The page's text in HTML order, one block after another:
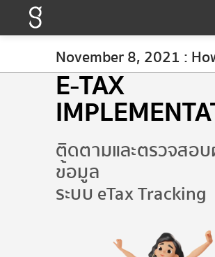
November 8, 2021 :
E-TAX
ติดตามและตรวจสอ
ข้อมูล
ระบบ eTax Tracking